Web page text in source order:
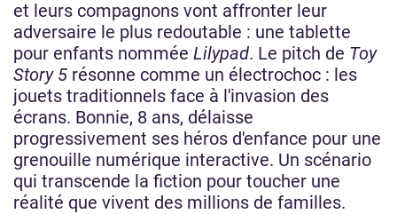
et leurs compagnons vont affronter leur
adversaire le plus redoutable : une tablette
pour enfants nommée Lilypad. Le pitch de Toy
Story 5 résonne comme un électrochoc : les
jouets traditionnels face à l'invasion des
écrans. Bonnie, 8 ans, délaisse
progressivement ses héros d'enfance pour une
grenouille numérique interactive. Un scénario
qui transcende la fiction pour toucher une
réalité que vivent des millions de familles.